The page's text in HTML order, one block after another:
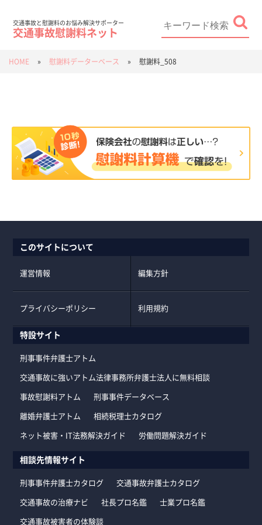
交通事故と慰謝料のお悩み解決サポーター
交通事故慰謝料ネット
HOME » 慰謝料データーベース » 慰謝料_508
このサイトについて
運営情報 編集方針
プライバシーポリシー 利用規約
特設サイト
刑事事件弁護士アトム
交通事故に強いアトム法律事務所弁護士法人に無料相談
事故慰謝料アトム 刑事事件データベース
離婚弁護士アトム 相続税理士カタログ
ネット被害・IT法務解決ガイド 労働問題解決ガイド
相談先情報サイト
刑事事件弁護士カタログ 交通事故弁護士カタログ
交通事故の治療ナビ 社長プロ名鑑 士業プロ名鑑
交通事故被害者の体験談